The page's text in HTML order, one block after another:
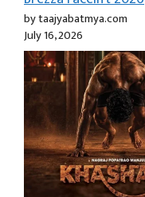
by taajyabatmya.com
July 16, 2026